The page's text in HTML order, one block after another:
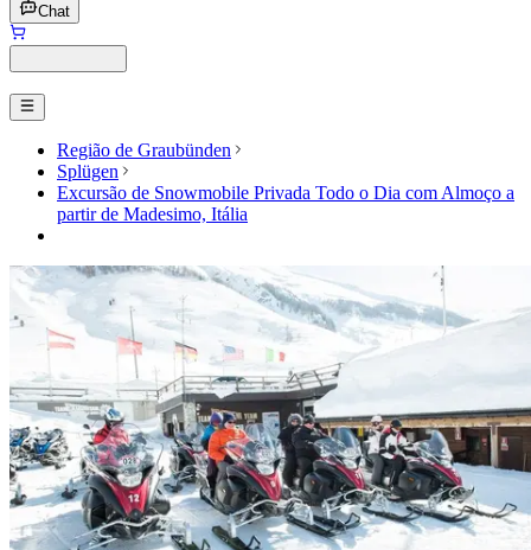
Chat
Região de Graubünden
Splügen
Excursão de Snowmobile Privada Todo o Dia com Almoço a
partir de Madesimo, Itália